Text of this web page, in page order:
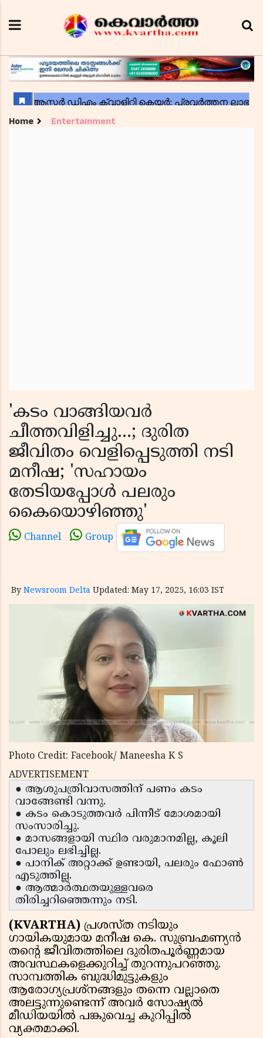
Home Entertainment
'കടം വാങ്ങിയവർ
ചീത്തവിളിച്ചു...; ദുരിത
ജീവിതം വെളിപ്പെടുത്തി നടി
മനീഷ; 'സഹായം
തേടിയപ്പോൾ പലരും
കൈയൊഴിഞ്ഞു'
Channel Group
By Newsroom Delta Updated: May 17, 2025, 16:03 IST
Photo Credit: Facebook/ Maneesha K S
ADVERTISEMENT
● ആശുപത്രിവാസത്തിന് പണം കടം
വാങ്ങേണ്ടി വന്നു.
● കടം കൊടുത്തവർ പിന്നീട് മോശമായി
സംസാരിച്ചു.
● മാസങ്ങളായി സ്ഥിര വരുമാനമില്ല, കൂലി
പോലും ലഭിച്ചില്ല.
● പാനിക് അറ്റാക്ക് ഉണ്ടായി, പലരും ഫോൺ
എടുത്തില്ല.
● ആത്മാർത്ഥതയുള്ളവരെ
തിരിച്ചറിഞ്ഞെന്നും നടി.
(KVARTHA) പ്രശസ്ത നടിയും
ഗായികയുമായ മനീഷ കെ. സുബ്രഹ്മണ്യൻ
തൻ്റെ ജീവിതത്തിലെ ദുരിതപൂർണ്ണമായ
അവസ്ഥകളെക്കുറിച്ച് തുറന്നുപറഞ്ഞു.
സാമ്പത്തിക ബുദ്ധിമുട്ടുകളും
ആരോഗ്യപ്രശ്നങ്ങളും തന്നെ വല്ലാതെ
അലട്ടുന്നുണ്ടെന്ന് അവർ സോഷ്യൽ
മീഡിയയിൽ പങ്കുവെച്ച കുറിപ്പിൽ
വ്യക്തമാക്കി.